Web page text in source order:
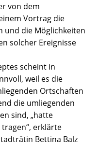
von dem
Vortrag die
und die Möglichkeiten
solcher Ereignisse
scheint in
weil es die
Ortschaften
die umliegenden
sind, „hatte
erklärte
Bettina Balz